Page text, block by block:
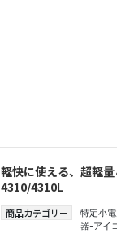
軽快に使える、超軽
4310/4310L
商品カテゴリー 特定小
器-アイ